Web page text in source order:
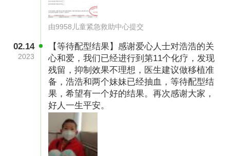
2016年1月底，临近年关，浩浩爸爸为了给孩子
们添置过年的新衣，每天都是工作到半夜，有天
晚上回来时遇上雨夹雪天气，天黑路滑，一不小
心连人带摩托翻到山沟里，半个脑盖骨都没有
了，经过抢救虽保住了性命，却落下了终身残
疾，不能干重活，头脑时而清醒时而糊涂。只能
由9958儿童紧急救助中心提交
02.14
2023
【等待配型结果】感谢爱心人士对浩浩的关
心和爱，我们已经进行到第11个化疗，发现
残留，抑制效果不理想，医生建议做移植准
备，浩浩和两个妹妹已经抽血，等待配型结
果，希望有一个好的结果。再次感谢大家，
好人一生平安。